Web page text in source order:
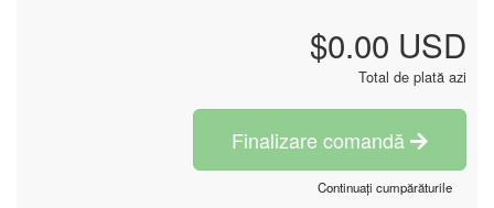
$0.00 USD
Total de plată azi
Finalizare comandă
Continuați cumpărăturile